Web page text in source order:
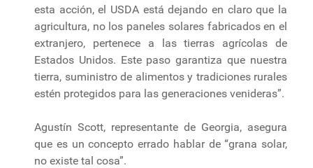
esta acción, el USDA está dejando en claro que la
agricultura, no los paneles solares fabricados en el
extranjero, pertenece a las tierras agrícolas de
Estados Unidos. Este paso garantiza que nuestra
tierra, suministro de alimentos y tradiciones rurales
estén protegidos para las generaciones venideras”.
Agustín Scott, representante de Georgia, asegura
que es un concepto errado hablar de “grana solar,
no existe tal cosa”.